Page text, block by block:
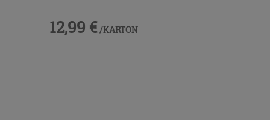
12,99 € /KARTON